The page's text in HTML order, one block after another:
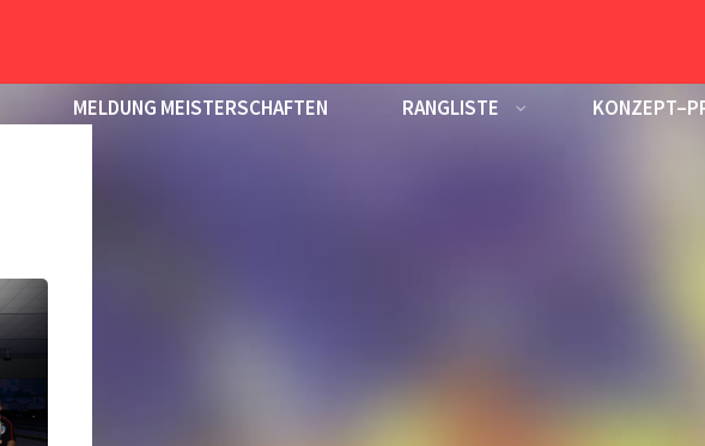
MELDUNG MEISTERSCHAFTEN RANGLISTE